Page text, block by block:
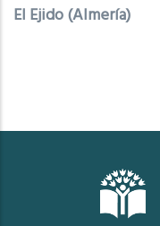
El Ejido (Almería)